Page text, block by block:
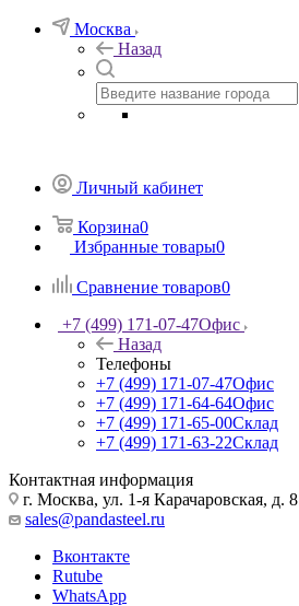
Москва
Назад
Личный кабинет
Корзина0
Избранные товары0
Сравнение товаров0
+7 (499) 171-07-47Офис
Назад
Телефоны
+7 (499) 171-07-47Офис
+7 (499) 171-64-64Офис
+7 (499) 171-65-00Склад
+7 (499) 171-63-22Склад
Контактная информация
г. Москва, ул. 1-я Карачаровская, д. 8
sales@pandasteel.ru
Вконтакте
Rutube
WhatsApp